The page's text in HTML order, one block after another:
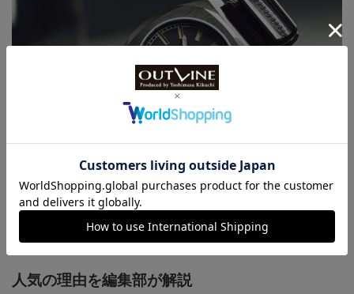
■Ref.MTNJ01。SS（径38mm径）。10気圧防
水。クォーツ（Cal.Miyota 1L45）。3万9600円
人気の理由を編集部が解説